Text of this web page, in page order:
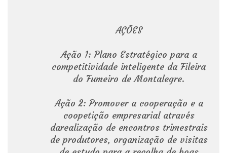
AÇÕES
Ação 1: Plano Estratégico para a
competitividade inteligente da Fileira
do Fumeiro de Montalegre.
Ação 2: Promover a cooperação e a
coopetição empresarial através
darealização de encontros trimestrais
de produtores, organização de visitas